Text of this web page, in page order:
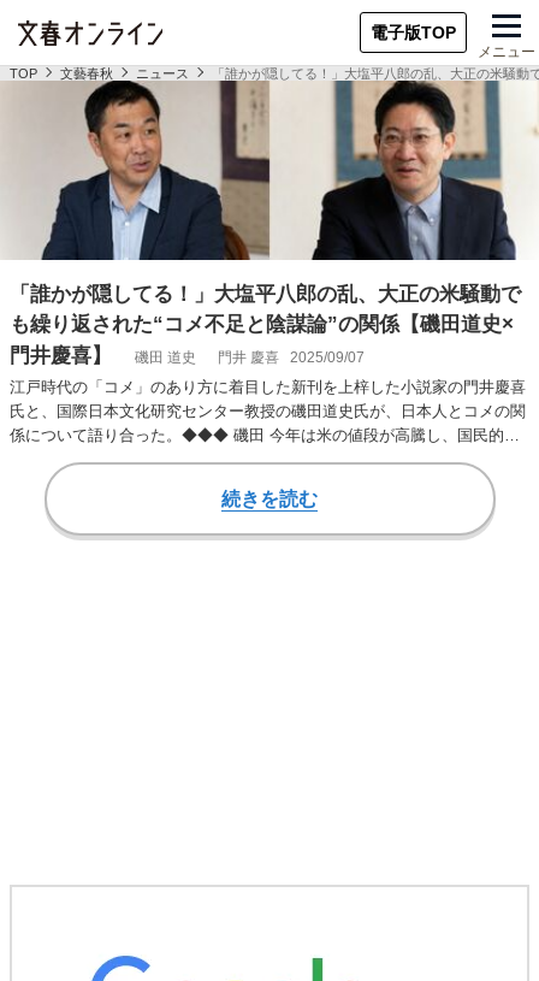
電子版TOP
メニュー
TOP 文藝春秋 ニュース 「誰かが隠してる！」大塩平八郎の乱、大正の米騒
「誰かが隠してる！」大塩平八郎の乱、大正の米騒動で
も繰り返された“コメ不足と陰謀論”の関係【磯田道史×
門井慶喜】
磯田 道史 門井 慶喜 2025/09/07
江戸時代の「コメ」のあり方に着目した新刊を上梓した小説家の門井慶喜
氏と、国際日本文化研究センター教授の磯田道史氏が、日本人とコメの関
係について語り合った。◆◆◆ 磯田 今年は米の値段が高騰し、国民的な
問題になっていま…
続きを読む